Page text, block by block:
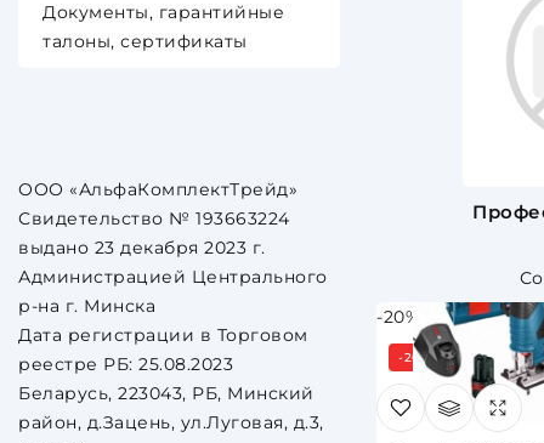
Документы, гарантийные
талоны, сертификаты
ООО «АльфаКомплектТрейд»
Свидетельство № 193663224
выдано 23 декабря 2023 г.
Администрацией Центрального
р-на г. Минска
Дата регистрации в Торговом
реестре РБ: 25.08.2023
Беларусь, 223043, РБ, Минский
район, д.Зацень, ул.Луговая, д.3,
-20%
-20%